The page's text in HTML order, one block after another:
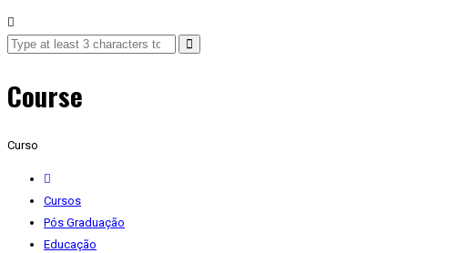
Course
Curso
Cursos
Pós Graduação
Educação